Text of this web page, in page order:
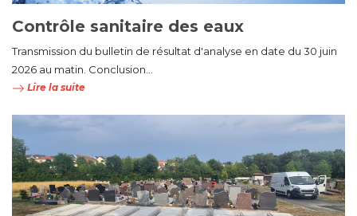
Contrôle sanitaire des eaux
Transmission du bulletin de résultat d'analyse en date du 30 juin
2026 au matin. Conclusion...
Lire la suite